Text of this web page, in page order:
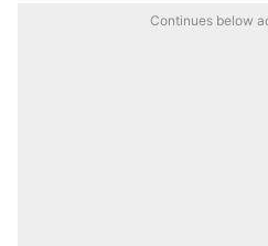
Continues below